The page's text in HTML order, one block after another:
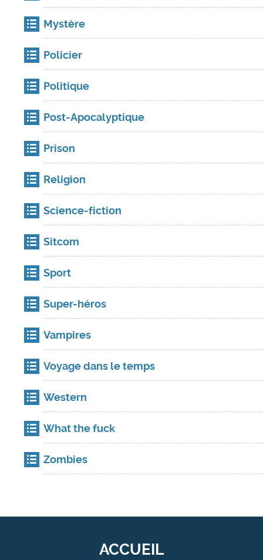
Mystère
Policier
Politique
Post-Apocalyptique
Prison
Religion
Science-fiction
Sitcom
Sport
Super-héros
Vampires
Voyage dans le temps
Western
What the fuck
Zombies
ACCUEIL